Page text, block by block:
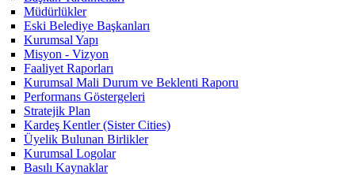
Müdürlükler
Eski Belediye Başkanları
Kurumsal Yapı
Misyon - Vizyon
Faaliyet Raporları
Kurumsal Mali Durum ve Beklenti Raporu
Performans Göstergeleri
Stratejik Plan
Kardeş Kentler (Sister Cities)
Üyelik Bulunan Birlikler
Kurumsal Logolar
Basılı Kaynaklar